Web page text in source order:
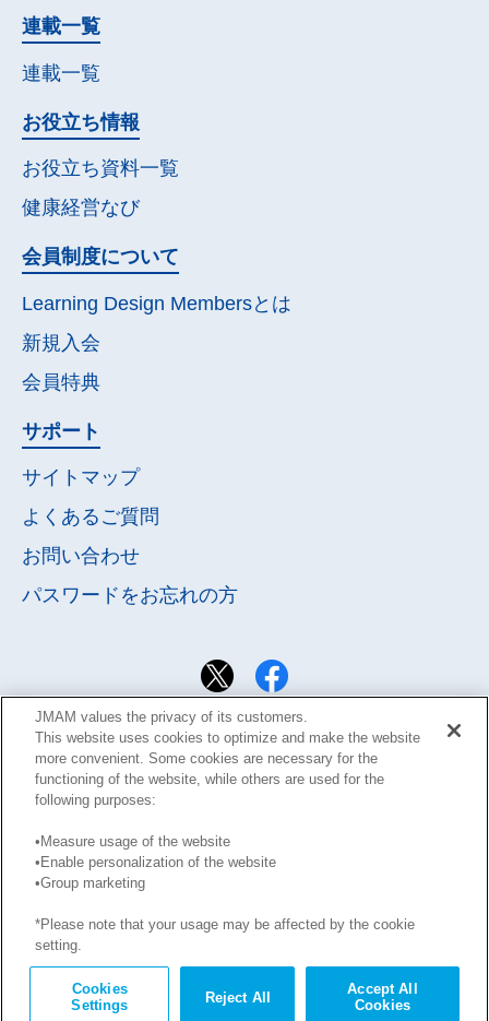
連載一覧
連載一覧
お役立ち情報
お役立ち資料一覧
健康経営なび
会員制度について
Learning Design Membersとは
新規入会
会員特典
サポート
サイトマップ
よくあるご質問
お問い合わせ
パスワードをお忘れの方
サイト利用規約
このサイトに掲載された記事の無断転載を禁じます。
Copyright © JMA Management Center Inc.
JMAM values the privacy of its customers.
This website uses cookies to optimize and make the website
more convenient. Some cookies are necessary for the
functioning of the website, while others are used for the
following purposes:
•Measure usage of the website
•Enable personalization of the website
•Group marketing
*Please note that your usage may be affected by the cookie
setting.
Cookies
Settings
Reject All
Accept All
Cookies